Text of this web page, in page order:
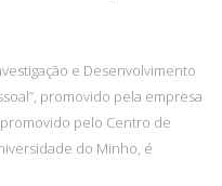
e Desenvolvimento
promovido pela empresa
pelo Centro de
do Minho, é